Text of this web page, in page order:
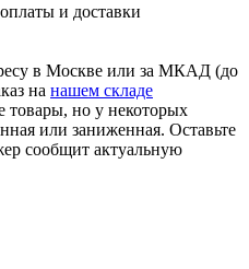
и доставки
в Москве или за МКАД (до
на нашем складе
товары, но у некоторых
или заниженная. Оставьте
сообщит актуальную